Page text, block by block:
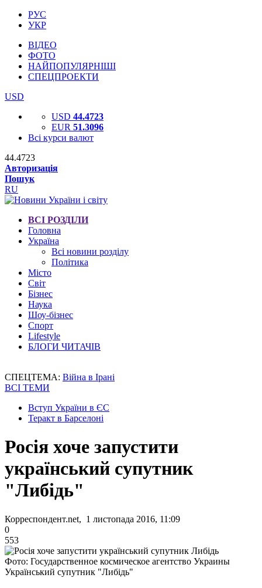
РУС
УКР
ВІДЕО
ФОТО
НАЙПОПУЛЯРНІШІ
СПЕЦПРОЕКТИ
USD
USD 44.4723
EUR 51.3096
Всі курси валют
44.4723
Авторизація
Пошук
RU
ВСІ РОЗДІЛИ
Головна
Україна
Всі новини розділу
Політика
Місто
Світ
Бізнес
Наука
Шоу-бізнес
Спорт
Lifestyle
БЛОГИ ЧИТАЧІВ
СПЕЦТЕМА: Війна в Ірані
ВСІ ТЕМИ
Вступ України в ЄС
Теракт в Барселоні
Росія хоче запустити
український супутник
"Либідь"
Корреспондент.net, 1 листопада 2016, 11:09
0
553
Фото: Государственное космическое агентство Украины
Український супутник "Либідь"